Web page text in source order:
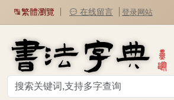
繁體瀏覽 在线留言 登录网站